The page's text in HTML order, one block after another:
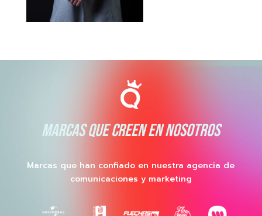
MARCAS QUE CREEN EN NOSOTROS
Marcas que han confiado en nuestra agencia de
comunicaciones y marketing